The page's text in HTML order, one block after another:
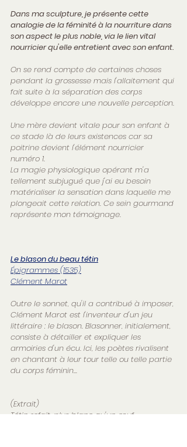
Dans ma sculpture, je présente cette
analogie de la féminité à la nourriture dans
son aspect le plus noble, via le lien vital
nourricier qu'elle entretient avec son enfant.
On se rend compte de certaines choses
pendant la grossesse mais l'allaitement qui
fait suite à la séparation des corps
développe encore une nouvelle perception.
Une mère devient vitale pour son enfant à
ce stade là de leurs existences car sa
poitrine devient l'élément nourricier
numéro 1.
La magie physiologique opérant m'a
tellement subjugué que j'ai eu besoin
matérialiser la sensation dans laquelle me
plongeait cette relation. Ce sein gourmand
représente mon témoignage.
Le blason du beau tétin
Épigrammes (1535)
Clément Marot
Outre le sonnet, qu'il a contribué à imposer,
Clément Marot est l'inventeur d'un jeu
littéraire : le blason. Blasonner, initialement,
consiste à détailler et expliquer les
armoiries d'un écu. Ici, les poètes rivalisent
en chantant à leur tour telle ou telle partie
du corps féminin...
(Extrait)
Tétin refait, plus blanc qu'un œuf,